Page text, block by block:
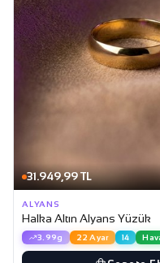
31.949,99 TL
ALYANS
Halka Altın Alyans Yüzük
3.99g 22 Ayar 14